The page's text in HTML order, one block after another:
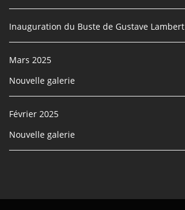
Inauguration du Buste de Gustave Lambert
Mars 2025
Nouvelle galerie
Février 2025
Nouvelle galerie